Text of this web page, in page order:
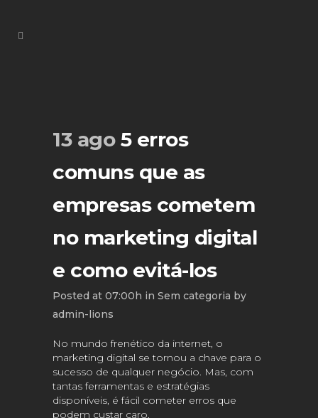
13 ago5 erros
comuns que as
empresas cometem
no marketing digital
e como evitá-los
Posted at 07:00h in Sem categoria by
admin-lions
No mundo frenético da internet, o
marketing digital se tornou a chave para o
sucesso de qualquer negócio. Mas, com
tantas ferramentas e estratégias
disponíveis, é fácil cometer erros que
podem custar caro.